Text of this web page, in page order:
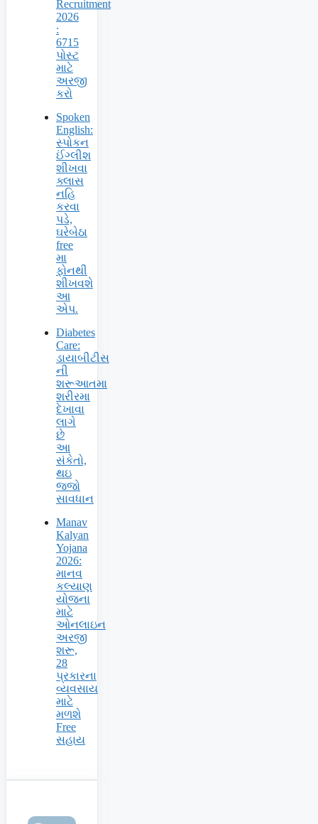
Recruitment
2026
:
6715
પોસ્ટ
માટે
અરજી
કરો
Spoken
English:
સ્પોકન
ઈંગ્લીશ
શીખવા
ક્લાસ
નહિ
કરવા
પડે,
ઘરેબેઠા
free
મા
ફોનથી
શીખવશે
આ
એપ.
Diabetes
Care:
ડાયાબીટીસ
ની
શરૂઆતમા
શરીરમા
દેખાવા
લાગે
છે
આ
સંકેતો,
થઇ
જજો
સાવધાન
Manav
Kalyan
Yojana
2026:
માનવ
કલ્યાણ
યોજના
માટે
ઓનલાઇન
અરજી
શરૂ,
28
પ્રકારના
વ્યવસાય
માટે
મળશે
Free
સહાય